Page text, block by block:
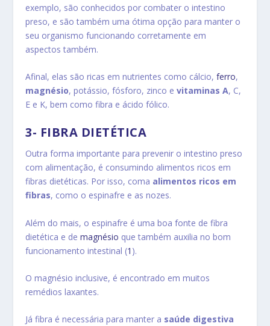
exemplo, são conhecidos por combater o intestino
preso, e são também uma ótima opção para manter o
seu organismo funcionando corretamente em
aspectos também.
Afinal, elas são ricas em nutrientes como cálcio,ferro,
magnésio, potássio, fósforo, zinco evitaminas A, C,
E e K, bem como fibra e ácido fólico.
3- FIBRA DIETÉTICA
Outra forma importante para prevenir o intestino preso
com alimentação, é consumindo alimentos ricos em
fibras dietéticas. Por isso, coma alimentos ricos em
fibras, como o espinafre e as nozes.
Além do mais, o espinafre é uma boa fonte de fibra
dietética e demagnésio que também auxilia no bom
funcionamento intestinal (1 ).
O magnésio inclusive, é encontrado em muitos
remédios laxantes.
Já fibra é necessária para manter a saúde digestiva